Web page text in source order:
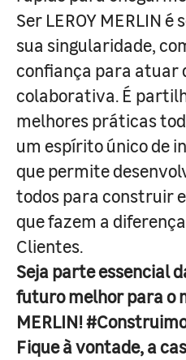
Ser LEROY MERLIN
sua singularidade,
confiança para atuar
colaborativa. É
melhores práticas
um espírito único de
que permite
todos para construir
que fazem a
Clientes.
Seja parte essencial
futuro melhor para o
MERLIN!
Fique à vontade, a